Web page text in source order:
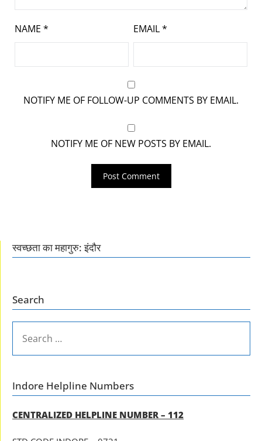
NAME * EMAIL*
NOTIFY ME OF FOLLOW-UP COMMENTS BY EMAIL.
NOTIFY ME OF NEW POSTS BY EMAIL.
स्वच्छता का महागुरु: इंदौर
Search
FOR:
Indore Helpline Numbers
CENTRALIZED HELPLINE NUMBER – 112